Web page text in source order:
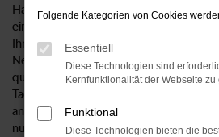
Haben Sie für Ihre Mobilität in
eine Škoda Enyaq Tageszulassung
Ihnen diese Möglichkeit empfehlen,
Neuwagen zum Preis eines
qualitative Abstriche hinnehmen. Ob
Tageszulassung für einen Tag in
anderen Ort zugelassen wurde, spielt
nur, dass es sich aufgrund des
Folgende Kategorien von Cookies
Essentiell
Diese Technologien sind
Kernfunktionalität der Webseite
Funktional
Diese Technologien bieten die